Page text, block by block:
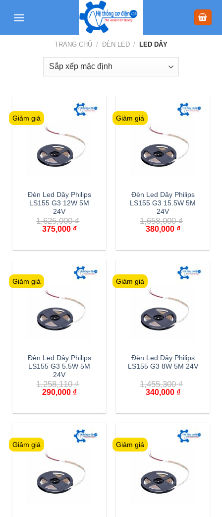
TRANG CHỦ / ĐÈN LED / LED DÂY
Giảm giá
Đèn Led Dây Philips
LS155 G3 12W 5M
24V
1,625,000₫
Giá
1,625,000 ₫.
375,000 ₫Giá
là:
Giảm giá
Đèn Led Dây Philips
LS155 G3 15.5W 5M
24V
1,658,000₫
Giá
1,658,000 ₫.
380,000 ₫Giá
là:
Giảm giá
Đèn Led Dây Philips
LS155 G3 5.5W 5M
24V
1,258,110₫
Giá
1,258,110 ₫.
290,000 ₫Giá
là:
Giảm giá
Đèn Led Dây Philips
LS155 G3 8W 5M 24V
1,455,300₫
Giá
1,455,300 ₫.
340,000 ₫Giá
là:
Giảm giá Giảm giá